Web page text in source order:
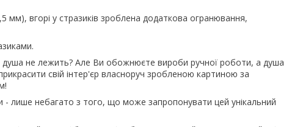
мм), вгорі у стразиків зроблена додаткова огранювання,
не лежить? Але Ви обожнюєте вироби ручної роботи, а душа
свій інтер'єр власноруч зробленою картиною за
- лише небагато з того, що може запропонувати цей унікальний